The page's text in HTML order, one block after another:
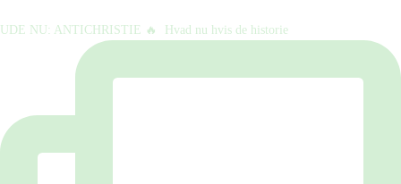
UDE NU: ANTICHRISTIE 🔥⁠ ⁠ Hvad nu hvis de historie